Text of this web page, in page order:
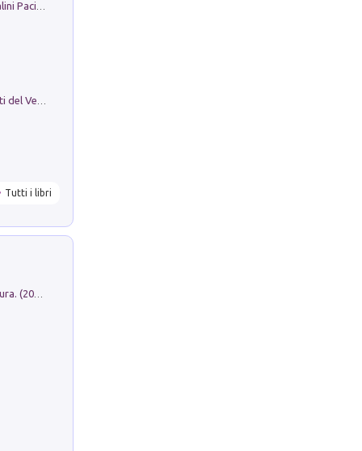
Il Filo Della Pace. Storia di Ezio Bartalini Pacifista
Tutti i libri